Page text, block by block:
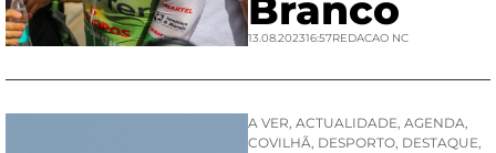
Branco
13.08.202316:57REDACAO NC
A VER, ACTUALIDADE, AGENDA,
COVILHÃ, DESPORTO, DESTAQUE,